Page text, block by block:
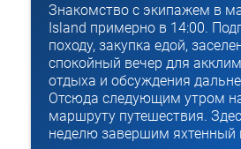
Знакомство с экипажем в
Island примерно в 14:00.
походу, закупка едой,
спокойный вечер для
отдыха и обсуждения
Отсюда следующим утром
маршруту путешествия.
неделю завершим яхтенный